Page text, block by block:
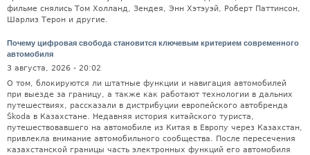
фильме снялись Том Холланд, Зендея, Энн Хэтэуэй, Роберт Паттинсон,
Шарлиз Терон и другие.
Почему цифровая свобода становится ключевым критерием современного
автомобиля
3 августа, 2026 - 20:02
О том, блокируются ли штатные функции и навигация автомобилей
при выезде за границу, а также как работают технологии в дальних
путешествиях, рассказали в дистрибуции европейского автобренда
Škoda в Казахстане. Недавняя история китайского туриста,
путешествовавшего на автомобиле из Китая в Европу через Казахстан,
привлекла внимание автомобильного сообщества. После пересечения
казахстанской границы часть электронных функций его автомобиля